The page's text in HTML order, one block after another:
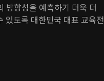
방향성을 예측하기 더욱 더
있도록 대한민국 대표 교육전